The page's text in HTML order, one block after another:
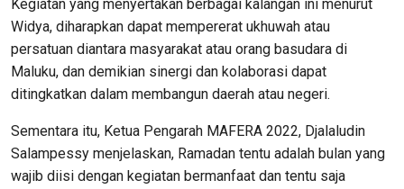
Kegiatan yang menyertakan berbagai kalangan ini menurut
Widya, diharapkan dapat mempererat ukhuwah atau
persatuan diantara masyarakat atau orang basudara di
Maluku, dan demikian sinergi dan kolaborasi dapat
ditingkatkan dalam membangun daerah atau negeri.
Sementara itu, Ketua Pengarah MAFERA 2022, Djalaludin
Salampessy menjelaskan, Ramadan tentu adalah bulan yang
wajib diisi dengan kegiatan bermanfaat dan tentu saja